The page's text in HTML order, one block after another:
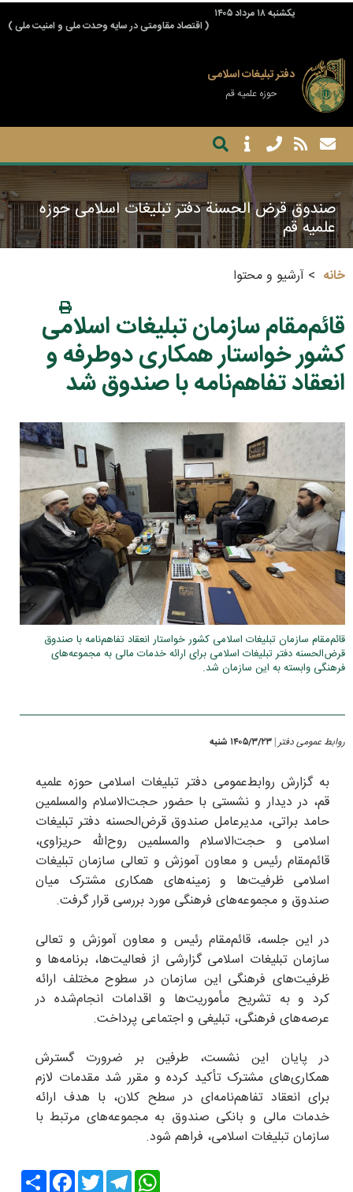
يكشنبه ۱۸ مرداد ۱۴۰۵
( اقتصاد مقاومتی در سایه وحدت ملی و امنیت ملی )
دفتر تبلیغات اسلامی
حوزه علمیه قم
صندوق قرض الحسنة دفتر تبلیغات اسلامی حوزه
علمیه قم
خانه آرشیو و محتوا
قائم‌مقام سازمان تبلیغات اسلامی
کشور خواستار همکاری دوطرفه و
انعقاد تفاهم‌نامه با صندوق شد
قائم‌مقام سازمان تبلیغات اسلامی کشور خواستار انعقاد تفاهم‌نامه با صندوق
قرض‌الحسنه دفتر تبلیغات اسلامی برای ارائه خدمات مالی به مجموعه‌های
فرهنگی وابسته به این سازمان شد.
روابط عمومی دفتر ۱۴۰۵/۳/۲۳ شنبه
به گزارش روابط‌عمومی دفتر تبلیغات اسلامی حوزه علمیه
قم، در دیدار و نشستی با حضور حجت‌الاسلام والمسلمین
حامد براتی، مدیرعامل صندوق قرض‌الحسنه دفتر تبلیغات
اسلامی و حجت‌الاسلام والمسلمین روح‌الله حریزاوی،
قائم‌مقام رئیس و معاون آموزش و تعالی سازمان تبلیغات
اسلامی ظرفیت‌ها و زمینه‌های همکاری مشترک میان
صندوق و مجموعه‌های فرهنگی مورد بررسی قرار گرفت.
در این جلسه، قائم‌مقام رئیس و معاون آموزش و تعالی
سازمان تبلیغات اسلامی گزارشی از فعالیت‌ها، برنامه‌ها و
ظرفیت‌های فرهنگی این سازمان در سطوح مختلف ارائه
کرد و به تشریح مأموریت‌ها و اقدامات انجام‌شده در
عرصه‌های فرهنگی، تبلیغی و اجتماعی پرداخت.
در پایان این نشست، طرفین بر ضرورت گسترش
همکاری‌های مشترک تأکید کرده و مقرر شد مقدمات لازم
برای انعقاد تفاهم‌نامه‌ای در سطح کلان، با هدف ارائه
خدمات مالی و بانکی صندوق به مجموعه‌های مرتبط با
سازمان تبلیغات اسلامی، فراهم شود.
Share
FacebookTwitter
Telegram
WhatsApp